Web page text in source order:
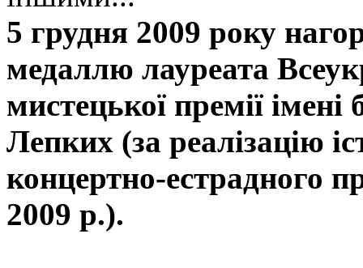
5 грудня 2009 року
медаллю лауреата
мистецької премії
Лепких (за реалізацію
концертно-естрадного
2009 р.).